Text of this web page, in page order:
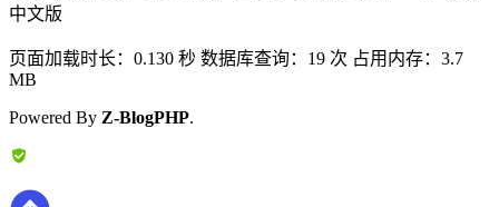
中文版
页面加载时长：0.130 秒 数据库查询：19 次 占用内存：3.7
MB
Powered By Z-BlogPHP.